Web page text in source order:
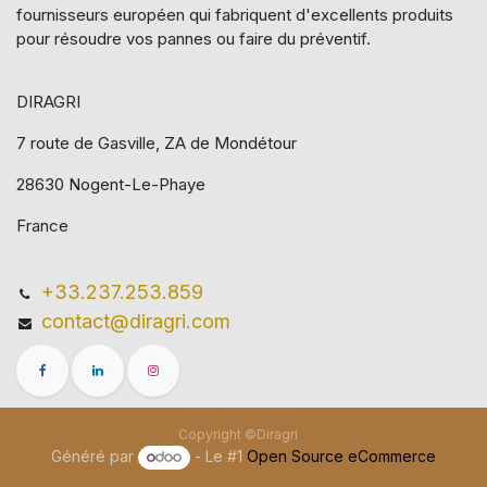
fournisseurs européen qui​ fabriquent d'excellents produits
pour résoudre vos pannes ou faire du préventif.
DIRAGRI
7 route de Gasville, ZA de Mondétour
28630 Nogent-Le-Phaye
France
+33.237.253.859
contact@diragri.com
Copyright ©Diragri
Généré par - Le #1Open Source eCommerce